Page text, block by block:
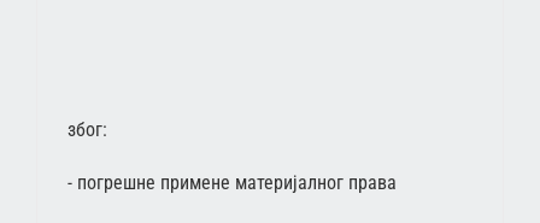
због:
- погрешне примене материјалног права